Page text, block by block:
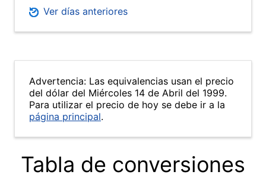
Ver días anteriores
Advertencia: Las equivalencias usan el precio
del dólar del Miércoles 14 de Abril del 1999.
Para utilizar el precio de hoy se debe ir a la
página principal.
Tabla de conversiones